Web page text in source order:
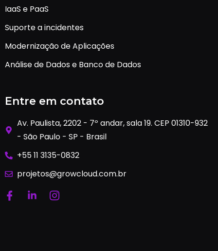
IaaS e PaaS
Suporte a incidentes
Modernização de Aplicações
Análise de Dados e Banco de Dados
Entre em contato
Av. Paulista, 2202 - 7º andar, sala 19. CEP 01310-932
- São Paulo - SP - Brasil
+55 11 3135-0832
projetos@growcloud.com.br